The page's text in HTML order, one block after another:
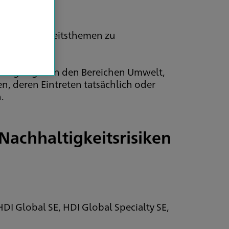
zu
in den Bereichen Umwelt,
deren Eintreten tatsächlich oder
Global SE, HDI Global Specialty SE,